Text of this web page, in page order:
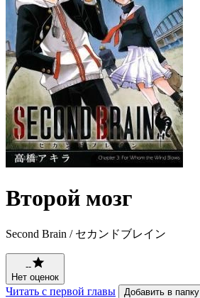
Второй мозг
Second Brain / セカンドブレイン
--
Нет оценок
Читать с первой главы Добавить в папку